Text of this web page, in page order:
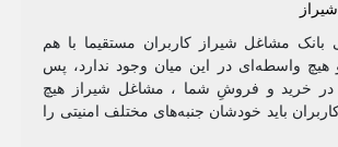
بانک مشاغل شیراز کاربران مستقیما با هم
واسطه‌ای در این میان وجود ندارد، پس
در خرید و فروشِ شما ، مشاغل شیراز هیچ
باید خودشان جنبه‌های مختلف امنیتی را